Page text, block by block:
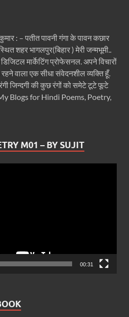
: – पतीत पावनी गंगा के पावन कछार
शहर भागलपुर(बिहार ) मेरी जन्मभूमी..
मार्केटिंग प्रोफेसनल. अपने विचारों
रहने वाला एक सीधा संवेदनशील व्यक्ति हूँ.
जिन्दगी की कुछ रंगों को समेटे टूटे फूटे
Blogs for Hindi Poems, Poetry,
M01 – BY SUJIT
00:31